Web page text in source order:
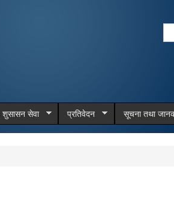
शुसासन सेवा प्रतिवेदन सूचना तथा